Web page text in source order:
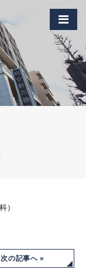
）
次の記事へ »